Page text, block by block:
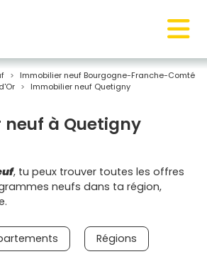
Immobilier neuf Bourgogne-Franche-Comté
Immobilier neuf Quetigny
à Quetigny
, tu peux trouver toutes les offres
neufs dans ta région,
Régions